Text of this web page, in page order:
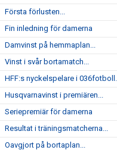
Första förlusten...
Fin inledning för damerna
Damvinst på hemmaplan...
Vinst i svår bortamatch...
HFF:s nyckelspelare i 036fotboll...
Husqvarnavinst i premiären...
Seriepremiär för damerna
Resultat i träningsmatcherna...
Oavgjort på bortaplan...